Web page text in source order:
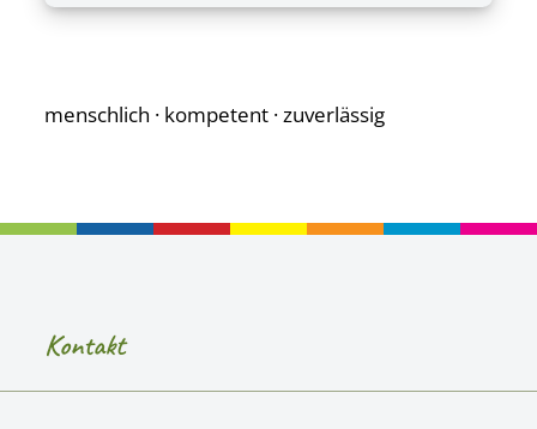
menschlich · kompetent · zuverlässig
Kontakt